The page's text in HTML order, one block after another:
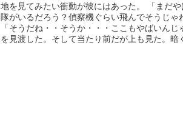
地を見てみたい衝動が彼にはあった。 「まだ
隊がいるだろう？偵察機ぐらい飛んでそうじゃ
「そうだね・・そうか・・・ここもやばいんじ
を見渡した。そして当たり前だが上も見た。暗